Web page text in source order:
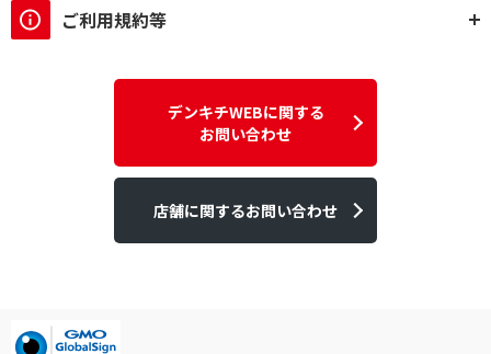
ご利用規約等
デンキチWEBに関する
お問い合わせ
店舗に関するお問い合わせ